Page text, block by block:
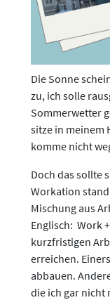
Die Sonne
zu, ich solle
Sommerwetter
sitze in meinem
komme nicht
Doch das sollte
Workation
Mischung aus
Englisch: Work
kurzfristigen
erreichen.
abbauen.
die ich gar nicht